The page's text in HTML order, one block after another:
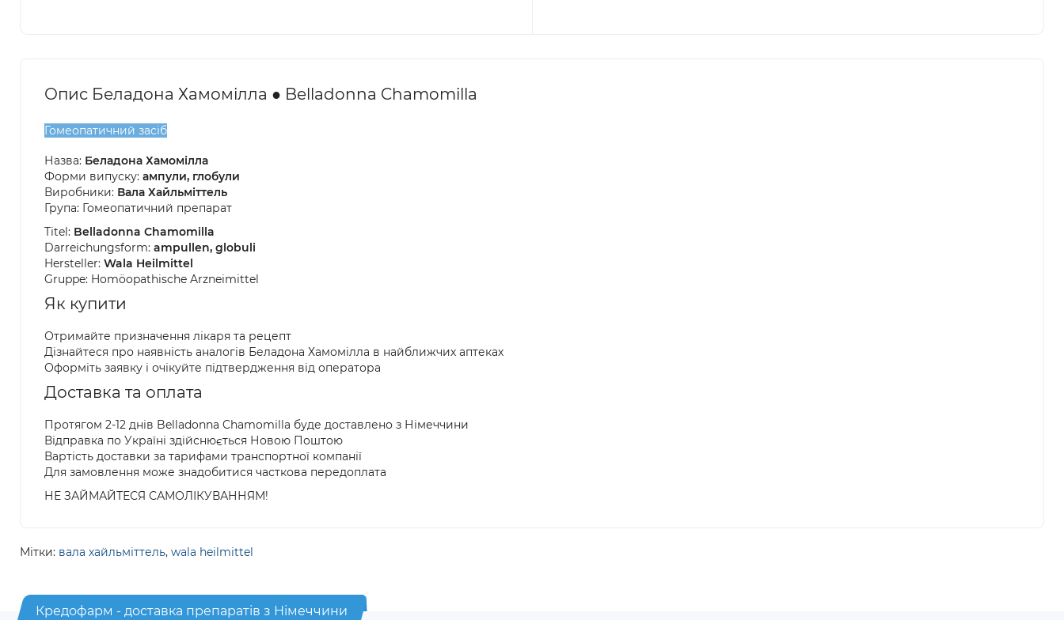
Опис Беладона Хамомілла ● Belladonna Chamomilla
Гомеопатичний засіб
Назва: Беладона Хамомілла
Форми випуску: ампули, глобули
Виробники: Вала Хайльміттель
Група: Гомеопатичний препарат
Titel: Belladonna Chamomilla
Darreichungsform: ampullen, globuli
Hersteller: Wala Heilmittel
Gruppe: Homöopathische Arzneimittel
Як купити
Отримайте призначення лікаря та рецепт
Дізнайтеся про наявність аналогів Беладона Хамомілла в найближчих аптеках
Оформіть заявку і очікуйте підтвердження від оператора
Доставка та оплата
Протягом 2-12 днів Belladonna Chamomilla буде доставлено з Німеччини
Відправка по Україні здійснюється Новою Поштою
Вартість доставки за тарифами транспортної компанії
Для замовлення може знадобитися часткова передоплата
НЕ ЗАЙМАЙТЕСЯ САМОЛІКУВАННЯМ!
Мітки: вала хайльміттель, wala heilmittel
Кредофарм - доставка препаратів з Німеччини